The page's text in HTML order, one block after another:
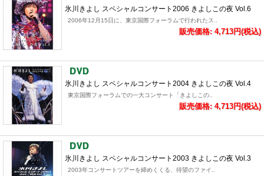
氷川きよし スペシャルコンサート2006 きよしこの夜 Vol.6
2006年12月15日に、東京国際フォーラムで行われたス..
販売価格: 4,713円(税込)
氷川きよし スペシャルコンサート2004 きよしこの夜 Vol.4
東京国際フォーラムでの一大コンサート「きよしこの..
販売価格: 4,713円(税込)
氷川きよし スペシャルコンサート2003 きよしこの夜 Vol.3
2003年コンサートツアーを締めくくる、待望のファイ..